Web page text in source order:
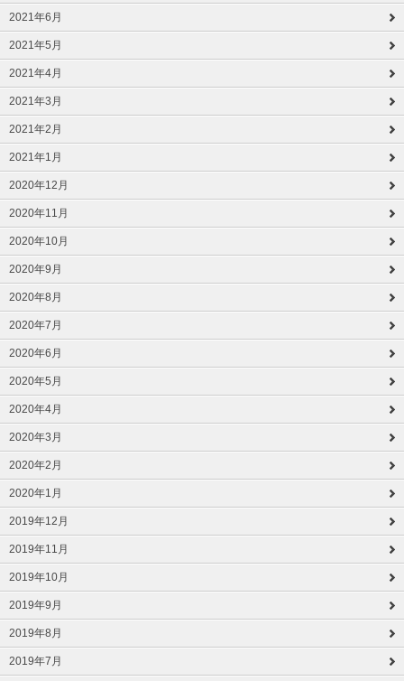
2021年6月
2021年5月
2021年4月
2021年3月
2021年2月
2021年1月
2020年12月
2020年11月
2020年10月
2020年9月
2020年8月
2020年7月
2020年6月
2020年5月
2020年4月
2020年3月
2020年2月
2020年1月
2019年12月
2019年11月
2019年10月
2019年9月
2019年8月
2019年7月